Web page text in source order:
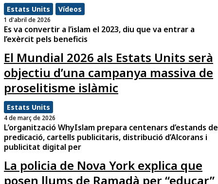
Estats Units Vídeos
1 d'abril de 2026
Es va convertir a l’islam el 2023, diu que va entrar a
l’exèrcit pels beneficis
El Mundial 2026 als Estats Units serà
objectiu d’una campanya massiva de
proselitisme islàmic
Estats Units
4 de març de 2026
L’organització WhyIslam prepara centenars d’estands de
predicació, cartells publicitaris, distribució d’Alcorans i
publicitat digital per
La policia de Nova York explica que
posen llums de Ramadà per “educar”